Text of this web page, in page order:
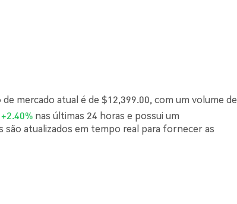
de mercado atual é de $12,399.00, com um volume de
+2.40% nas últimas 24 horas e possui um
atualizados em tempo real para fornecer as